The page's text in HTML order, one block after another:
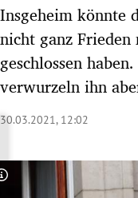
Untermenü
Untermenü
Untermenü
Untermenü
Insgeheim könnte
nicht ganz
geschlossen
verwurzeln ihn
30.03.2021, 12:02
Copyright-Hinweis